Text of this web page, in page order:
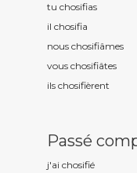
tu chosifias
il chosifia
nous chosifiâmes
vous chosifiâtes
ils chosifièrent
Passé
j'ai chosifié